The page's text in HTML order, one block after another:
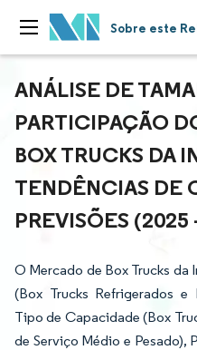
Sobre este
ANÁLISE DE
PARTICIPAÇÃO
BOX TRUCKS DA
TENDÊNCIAS DE
PREVISÕES (2025
O Mercado de Box Trucks da
(Box Trucks Refrigerados e
Tipo de Capacidade (Box
de Serviço Médio e Pesado),